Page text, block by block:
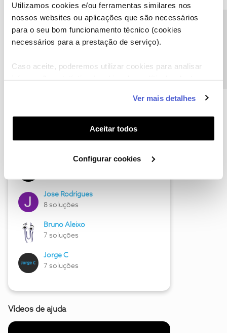
Utilizamos cookies e/ou ferramentas similares nos
nossos websites ou aplicações que são necessários
para o seu bom funcionamento técnico (cookies
necessários para a prestação de serviço).
Caso aceite, poderemos utilizar cookies para analisar
funcionalidades (cookies de personalização e
funcionalidade) e adaptar anúncios aos seus interesses
(cookies de publicidade personalizada). Pode gerir a
utilização dos cookies clicando em "Configurar
Ver mais detalhes
Aceitar todos
Configurar cookies
Descubra as novidades de junho
Hall of Fame de junho
Jose Rodrigues
8 soluções
Bruno Aleixo
7 soluções
Jorge C
7 soluções
Vídeos de ajuda